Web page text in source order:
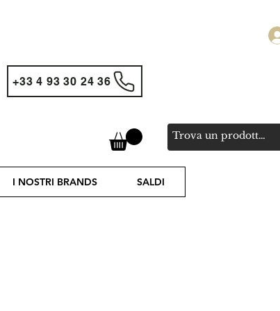
+33 4 93 30 24 36
I NOSTRI BRANDS SALDI